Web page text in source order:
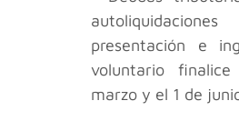
presentación e
voluntario
marzo y el 1 de